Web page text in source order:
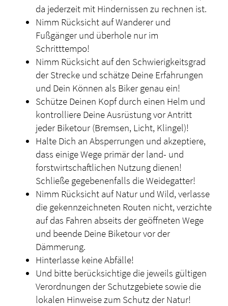
da jederzeit mit Hindernissen zu rechnen ist.
Nimm Rücksicht auf Wanderer und
Fußgänger und überhole nur im
Schritttempo!
Nimm Rücksicht auf den Schwierigkeitsgrad
der Strecke und schätze Deine Erfahrungen
und Dein Können als Biker genau ein!
Schütze Deinen Kopf durch einen Helm und
kontrolliere Deine Ausrüstung vor Antritt
jeder Biketour (Bremsen, Licht, Klingel)!
Halte Dich an Absperrungen und akzeptiere,
dass einige Wege primär der land- und
forstwirtschaftlichen Nutzung dienen!
Schließe gegebenenfalls die Weidegatter!
Nimm Rücksicht auf Natur und Wild, verlasse
die gekennzeichneten Routen nicht, verzichte
auf das Fahren abseits der geöffneten Wege
und beende Deine Biketour vor der
Dämmerung.
Hinterlasse keine Abfälle!
Und bitte berücksichtige die jeweils gültigen
Verordnungen der Schutzgebiete sowie die
lokalen Hinweise zum Schutz der Natur!